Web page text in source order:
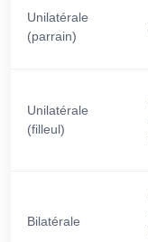
Unilatérale
(parrain)
Unilatérale
(filleul)
Bilatérale